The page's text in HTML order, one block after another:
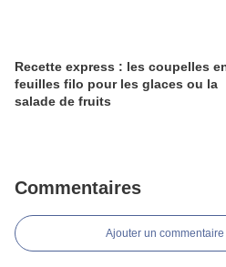
Recette express : les coupelles
feuilles filo pour les glaces ou la
salade de fruits
Commentaires
Ajouter un commentaire